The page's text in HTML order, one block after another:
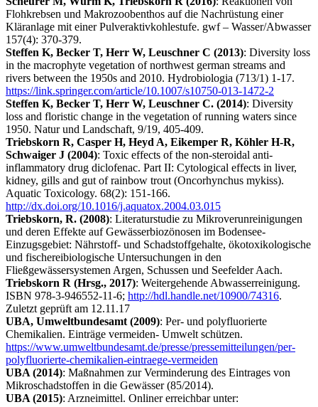
Flohkrebsen und Makrozoobenthos auf die Nachrüstung einer
Kläranlage mit einer Pulveraktivkohlestufe. gwf – Wasser/Abwasser
157(4): 370-379.
Steffen K, Becker T, Herr W, Leuschner C (2013): Diversity loss
in the macrophyte vegetation of northwest german streams and
rivers between the 1950s and 2010. Hydrobiologia (713/1) 1-17.
https://link.springer.com/article/10.1007/s10750-013-1472-2
Steffen K, Becker T, Herr W, Leuschner C. (2014): Diversity
loss and floristic change in the vegetation of running waters since
1950. Natur und Landschaft, 9/19, 405-409.
Triebskorn R, Casper H, Heyd A, Eikemper R, Köhler H-R,
Schwaiger J (2004): Toxic effects of the non-steroidal anti-
inflammatory drug diclofenac. Part II: Cytological effects in liver,
kidney, gills and gut of rainbow trout (Oncorhynchus mykiss).
Aquatic Toxicology. 68(2): 151-166.
http://dx.doi.org/10.1016/j.aquatox.2004.03.015
Triebskorn, R. (2008): Literaturstudie zu Mikroverunreinigungen
und deren Effekte auf Gewässerbiozönosen im Bodensee-
Einzugsgebiet: Nährstoff- und Schadstoffgehalte, ökotoxikologische
und fischereibiologische Untersuchungen in den
Fließgewässersystemen Argen, Schussen und Seefelder Aach.
Triebskorn R (Hrsg., 2017): Weitergehende Abwasserreinigung.
ISBN 978-3-946552-11-6; http://hdl.handle.net/10900/74316.
Zuletzt geprüft am 12.11.17
UBA, Umweltbundesamt (2009): Per- und polyfluorierte
Chemikalien. Einträge vermeiden- Umwelt schützen.
https://www.umweltbundesamt.de/presse/pressemitteilungen/per-
polyfluorierte-chemikalien-eintraege-vermeiden
UBA (2014): Maßnahmen zur Verminderung des Eintrages von
Mikroschadstoffen in die Gewässer (85/2014).
UBA (2015): Arzneimittel. Onliner erreichbar unter: